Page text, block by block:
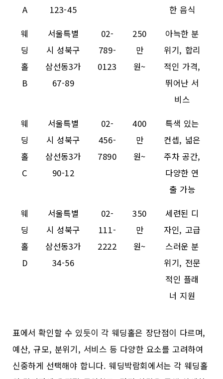
A
123-45
한 음식
웨
딩
홀
B
서울특별
시 성북구
삼선동3가
67-89
02-
789-
0123
250
만
원~
아늑한 분
위기, 합리
적인 가격,
뛰어난 서
비스
웨
딩
홀
C
서울특별
시 성북구
삼선동3가
90-12
02-
456-
7890
400
만
원~
특색 있는
컨셉, 넓은
주차 공간,
다양한 연
출 가능
웨
딩
홀
D
서울특별
시 성북구
삼선동3가
34-56
02-
111-
2222
350
만
원~
세련된 디
자인, 고급
스러운 분
위기, 전문
적인 플래
너 지원
표에서 확인할 수 있듯이 각 웨딩홀은 장단점이 다르며,
예산, 규모, 분위기, 서비스 등 다양한 요소를 고려하여
신중하게 선택해야 합니다. 웨딩박람회에서는 각 웨딩홀